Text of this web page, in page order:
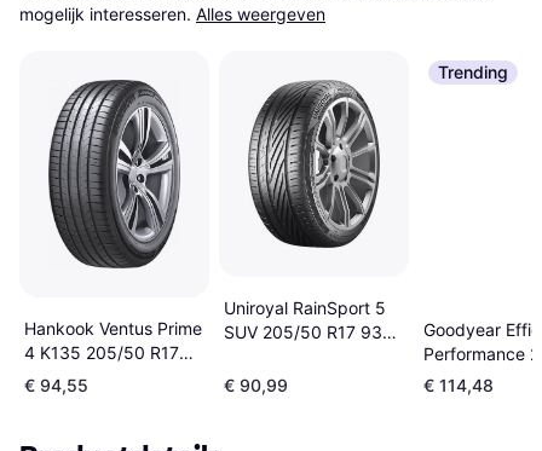
mogelijk interesseren. Alles weergeven
Hankook Ventus Prime
4 K135 205/50 R17
89V
€ 94,55
Uniroyal RainSport 5
SUV 205/50 R17 93V
€ 90,99
Trending
Goodyear
Performance 2
205/50 R17
€ 114,48